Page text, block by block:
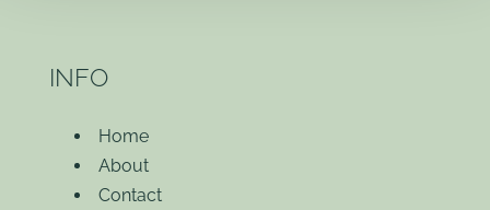
INFO
Home
About
Contact